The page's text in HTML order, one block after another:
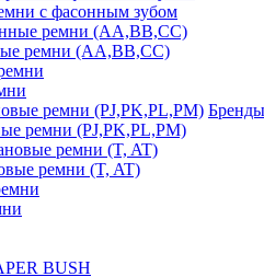
с фасонным зубом
ремни (AA,BB,CC)
ремни (PJ,PK,PL,PM)
ремни (T, AT)
Бренды